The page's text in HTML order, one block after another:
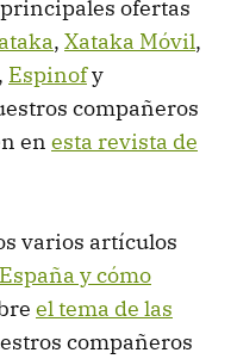
ofertas
, Xataka Móvil,
, Espinofy
compañeros
en esta revista de
varios artículos
y cómo
el tema de las
compañeros